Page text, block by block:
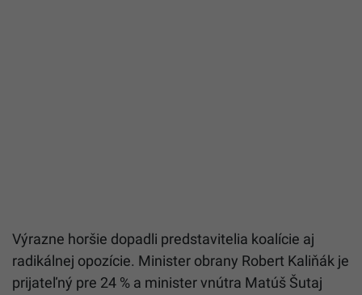
Výrazne horšie dopadli predstavitelia koalície aj
radikálnej opozície. Minister obrany Robert Kaliňák je
prijateľný pre 24 % a minister vnútra Matúš Šutaj